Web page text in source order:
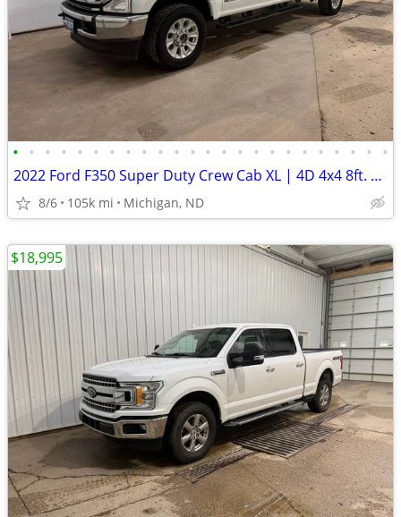
• • • • • • • • • • • • • • • • • • • • • • • •
2022 Ford F350 Super Duty Crew Cab XL | 4D 4x4 8ft. | 104k Miles
8/6 105k mi Michigan, ND
$18,995